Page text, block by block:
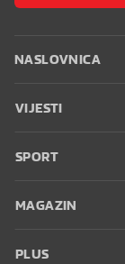
NASLOVNICA
VIJESTI
SPORT
MAGAZIN
PLUS